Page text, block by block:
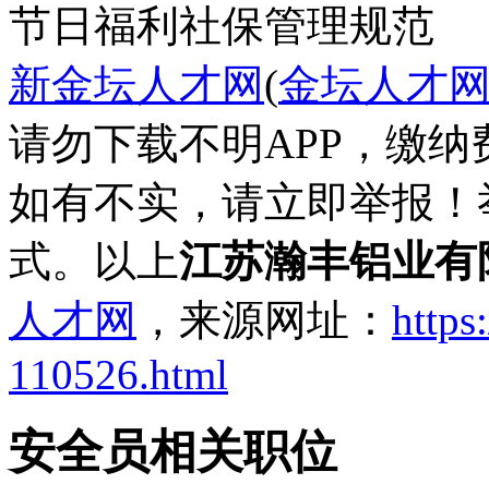
节日福利 社保管理规范
新金坛人才网(金坛人才
请勿下载不明APP，缴
如有不实，请立即举报
式。以上江苏瀚丰铝业
人才网 ，来源网址：
110526.html
安全员相关职位